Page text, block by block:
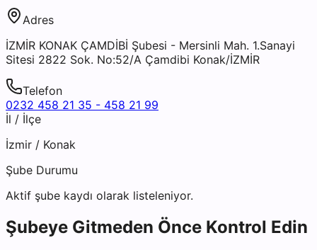
Adres
İZMİR KONAK ÇAMDİBİ Şubesi - Mersinli Mah. 1.Sanayi
Sitesi 2822 Sok. No:52/A Çamdibi Konak/İZMİR
Telefon
0232 458 21 35 - 458 21 99
İl / İlçe
İzmir / Konak
Şube Durumu
Aktif şube kaydı olarak listeleniyor.
Şubeye Gitmeden Önce Kontrol Edin